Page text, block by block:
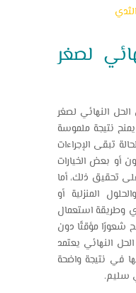
لصغر
النهائي لصغر
نتيجة ملموسة
تبقى الإجراءات
أو بعض الخيارات
تحقيق ذلك، أما
المنزلية أو
وطريقة استعمال
شعورًا مؤقتًا دون
النهائي يعتمد
في نتيجة واضحة
سليم.